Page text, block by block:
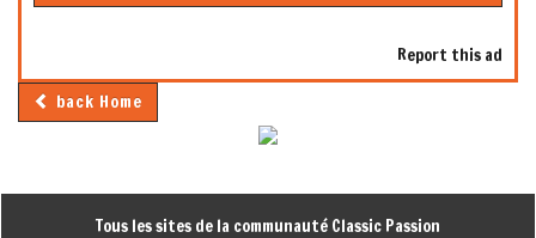
Report this ad
back Home
Tous les sites de la communauté Classic Passion